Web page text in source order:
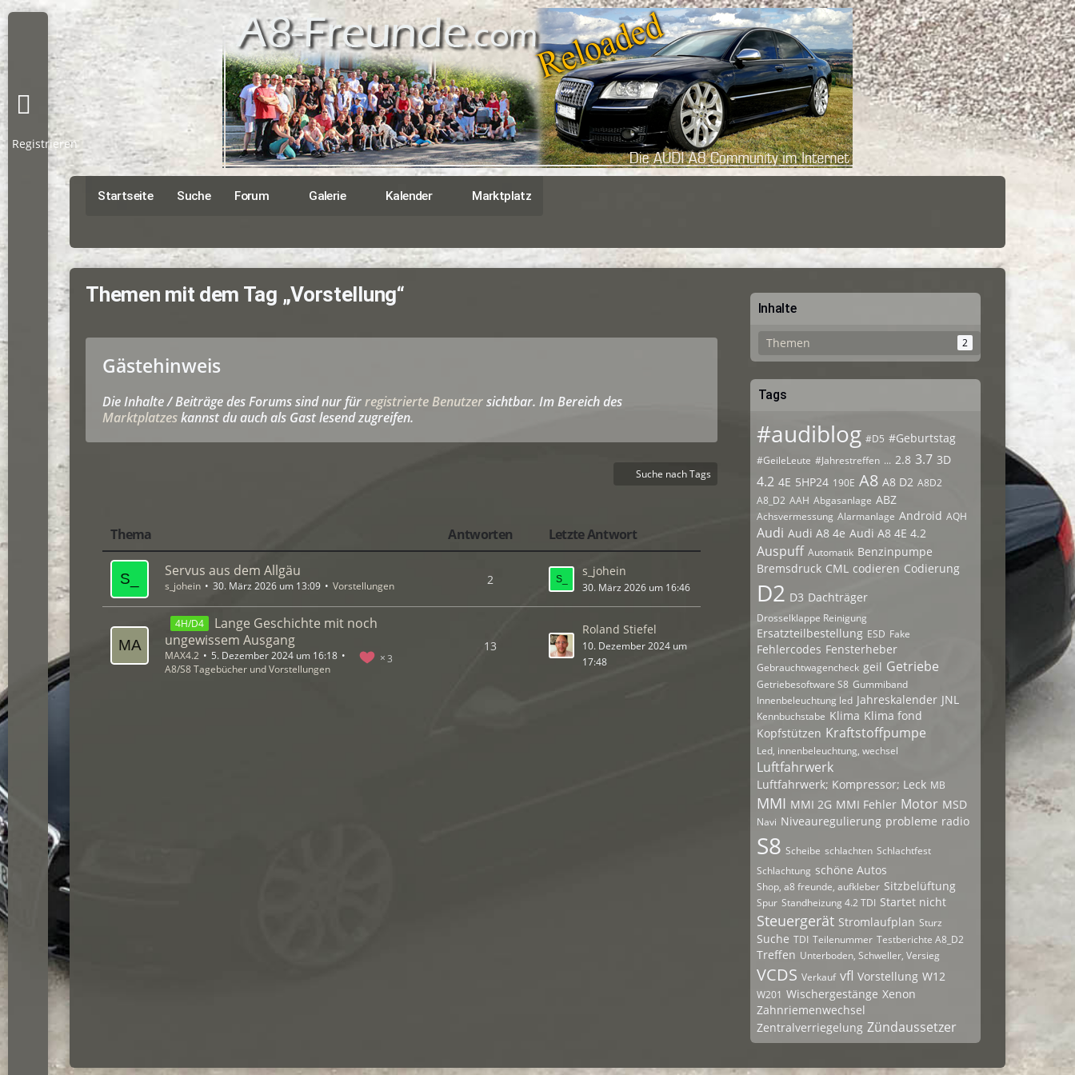
Startseite Suche Forum Galerie Kalender Marktplatz
Registrieren
Themen mit dem Tag „Vorstellung“
Gästehinweis
Die Inhalte / Beiträge des Forums sind nur fürregistrierte Benutzersichtbar. Im Bereich des
Marktplatzeskannst du auch als Gast lesend zugreifen.
Suche nach Tags
Thema Antworten Letzte Antwort
Servus aus dem Allgäu
s_johein 30. März 2026 um 13:09 Vorstellungen 2
s_johein
30. März 2026 um 16:46
4H/D4
Lange Geschichte mit noch
ungewissem Ausgang
3
MAX4.2
5. Dezember 2024 um 16:18
A8/S8 Tagebücher und Vorstellungen
13
Roland Stiefel
10. Dezember 2024 um
17:48
Inhalte
Themen 2
Tags
#audiblog #D5 #Geburtstag
#GeileLeute #Jahrestreffen ... 2.8 3.7 3D
4.2 4E 5HP24 190E A8 A8 D2 A8D2
A8_D2 AAH Abgasanlage ABZ
Achsvermessung Alarmanlage Android AQH
Audi Audi A8 4e Audi A8 4E 4.2
Auspuff Automatik Benzinpumpe
Bremsdruck CML codieren Codierung
D2 D3 Dachträger
Drosselklappe Reinigung
Ersatzteilbestellung ESD Fake
Fehlercodes Fensterheber
Gebrauchtwagencheck geil Getriebe
Getriebesoftware S8 Gummiband
Innenbeleuchtung led Jahreskalender JNL
Kennbuchstabe Klima Klima fond
Kopfstützen Kraftstoffpumpe
Led, innenbeleuchtung, wechsel
Luftfahrwerk
Luftfahrwerk; Kompressor; Leck MB
MMI MMI 2G MMI Fehler Motor MSD
Navi Niveauregulierung probleme radio
S8 Scheibe schlachten Schlachtfest
Schlachtung schöne Autos
Shop, a8 freunde, aufkleber Sitzbelüftung
Spur Standheizung 4.2 TDI Startet nicht
Steuergerät Stromlaufplan Sturz
Suche TDI Teilenummer Testberichte A8_D2
Treffen Unterboden, Schweller, Versieg
VCDS Verkauf vfl Vorstellung W12
W201 Wischergestänge Xenon
Zahnriemenwechsel
Zentralverriegelung Zündaussetzer